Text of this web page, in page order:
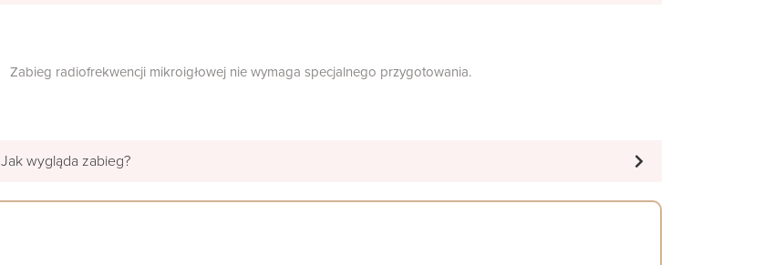
Zabieg radiofrekwencji mikroigłowej nie wymaga specjalnego przygotowania.
Jak wygląda zabieg?